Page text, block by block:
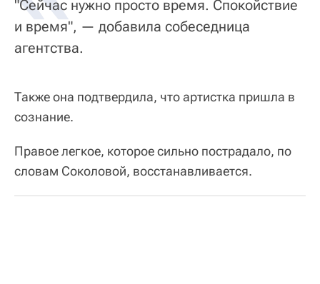
"Сейчас нужно просто время. Спокойствие
и время", — добавила собеседница
агентства.
Также она подтвердила, что артистка пришла в
сознание.
Правое легкое, которое сильно пострадало, по
словам Соколовой, восстанавливается.